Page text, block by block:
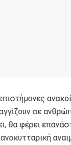
σε
θα φέρει